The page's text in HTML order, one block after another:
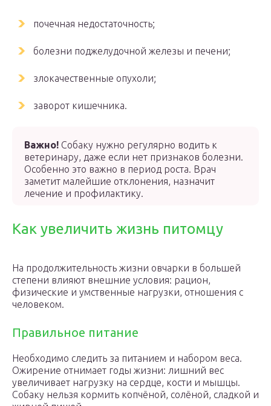
почечная недостаточность;
болезни поджелудочной железы и печени;
злокачественные опухоли;
заворот кишечника.
Важно! Собаку нужно регулярно водить к
ветеринару, даже если нет признаков болезни.
Особенно это важно в период роста. Врач
заметит малейшие отклонения, назначит
лечение и профилактику.
Как увеличить жизнь питомцу
На продолжительность жизни овчарки в большей
степени влияют внешние условия: рацион,
физические и умственные нагрузки, отношения с
человеком.
Правильное питание
Необходимо следить за питанием и набором веса.
Ожирение отнимает годы жизни: лишний вес
увеличивает нагрузку на сердце, кости и мышцы.
Собаку нельзя кормить копчёной, солёной, сладкой и